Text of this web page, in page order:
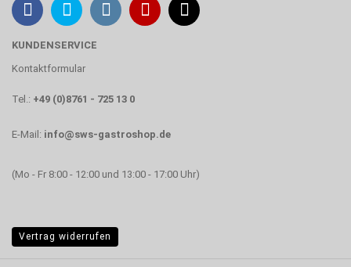
KUNDENSERVICE
Kontaktformular
Tel.: +49 (0)8761 - 725 13 0
E-Mail: info@sws-gastroshop.de
(Mo - Fr 8:00 - 12:00 und 13:00 - 17:00 Uhr)
Vertrag widerrufen